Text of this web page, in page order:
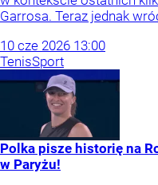
Garrosa. Teraz jednak
10 cze 2026 13:00
TenisSport
Polka pisze historię na
w Paryżu!